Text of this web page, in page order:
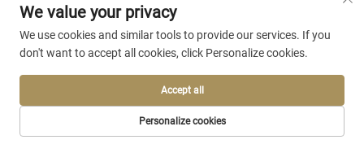
riservati. -
We value your privacy
We use cookies and similar tools to provide our services. If you
don't want to accept all cookies, click Personalize cookies.
Personalize cookies
Accept all